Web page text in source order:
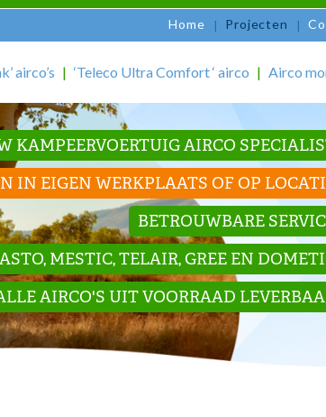
Home Projecten
airco’s ‘Teleco Ultra Comfort ‘ airco Airco
KAMPEERVOERTUIG AIRCO
IN EIGEN WERKPLAATS OF OP
BETROUWBARE
MESTIC, TELAIR, GREE EN
AIRCO'S UIT VOORRAAD